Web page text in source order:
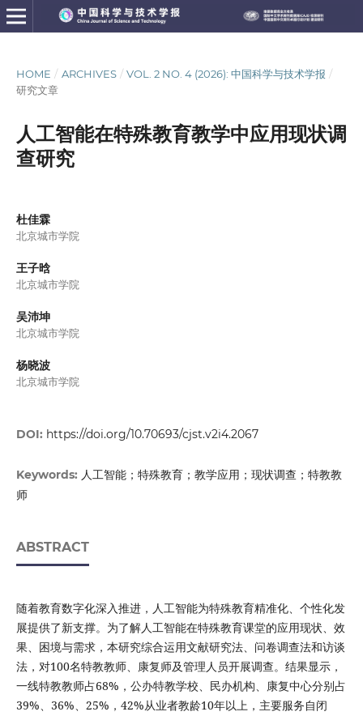
HOME / ARCHIVES / VOL. 2 NO. 4 (2026): 中国科学与技术学报 /
研究文章
人工智能在特殊教育教学中应用现状调
查研究
杜佳霖
北京城市学院
王子晗
北京城市学院
吴沛坤
北京城市学院
杨晓波
北京城市学院
DOI: https://doi.org/10.70693/cjst.v2i4.2067
Keywords: 人工智能；特殊教育；教学应用；现状调查；特教教
师
ABSTRACT
随着教育数字化深入推进，人工智能为特殊教育精准化、个性化发
展提供了新支撑。为了解人工智能在特殊教育课堂的应用现状、效
果、困境与需求，本研究综合运用文献研究法、问卷调查法和访谈
法，对100名特教教师、康复师及管理人员开展调查。结果显示，
一线特教教师占68%，公办特教学校、民办机构、康复中心分别占
39%、36%、25%，42%从业者教龄10年以上，主要服务自闭